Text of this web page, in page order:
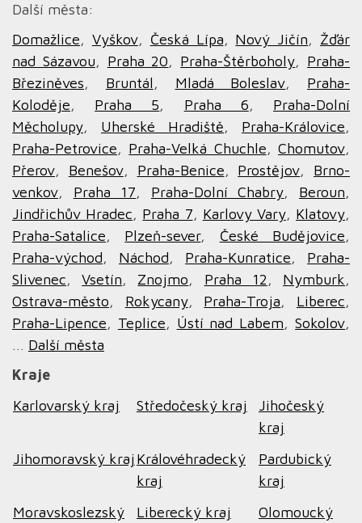
Další města:
Domažlice, Vyškov, Česká Lípa, Nový Jičín, Žďár
nad Sázavou, Praha 20, Praha-Štěrboholy, Praha-
Březiněves, Bruntál, Mladá Boleslav, Praha-
Koloděje, Praha 5, Praha 6, Praha-Dolní
Měcholupy, Uherské Hradiště, Praha-Královice,
Praha-Petrovice, Praha-Velká Chuchle,Chomutov,
Přerov, Benešov, Praha-Benice, Prostějov, Brno-
venkov, Praha 17, Praha-Dolní Chabry, Beroun,
Jindřichův Hradec, Praha 7, Karlovy Vary, Klatovy,
Praha-Satalice, Plzeň-sever, České Budějovice,
Praha-východ, Náchod, Praha-Kunratice, Praha-
Slivenec,Vsetín, Znojmo, Praha 12, Nymburk,
Ostrava-město, Rokycany, Praha-Troja, Liberec,
Praha-Lipence, Teplice, Ústí nad Labem,Sokolov,
... Další města
Kraje
Karlovarský kraj
Středočeský kraj
Jihočeský
kraj
Jihomoravský kraj Královéhradecký
kraj
Pardubický
kraj
Moravskoslezský
Liberecký kraj
Olomoucký